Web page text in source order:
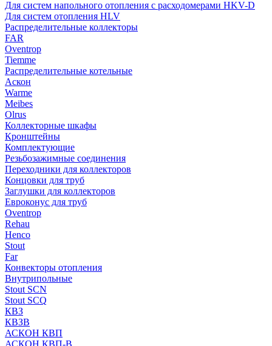
Для систем напольного отопления с расходомерами HKV-D
Для систем отопления HLV
Распределительные коллекторы
FAR
Oventrop
Tiemme
Распределительные котельные
Аскон
Warme
Meibes
Olrus
Коллекторные шкафы
Кронштейны
Комплектующие
Резьбозажимные соединения
Переходники для коллекторов
Концовки для труб
Заглушки для коллекторов
Евроконус для труб
Oventrop
Rehau
Henco
Stout
Far
Конвекторы отопления
Внутрипольные
Stout SCN
Stout SCQ
КВЗ
КВЗВ
АСКОН КВП
АСКОН КВП-В